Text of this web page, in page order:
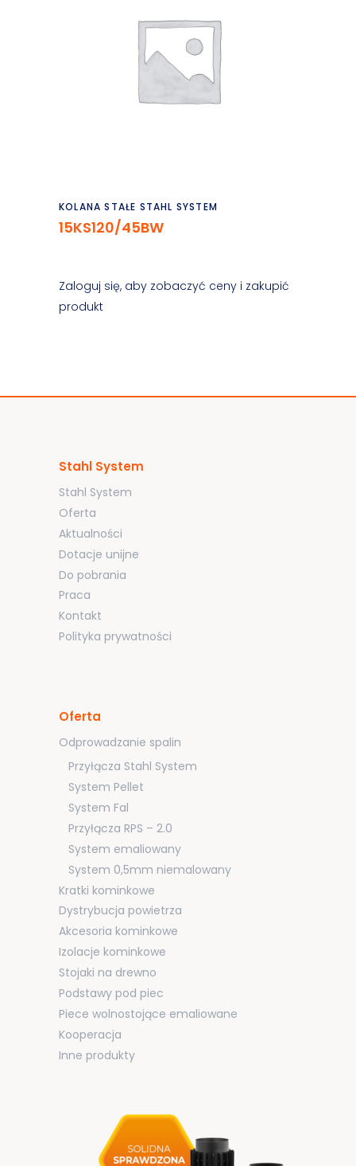
Czytaj dalej
KOLANA STAŁE STAHL SYSTEM
15KS120/45BW
Zaloguj się, aby zobaczyć ceny i zakupić
produkt
Stahl System
Stahl System
Oferta
Aktualności
Dotacje unijne
Do pobrania
Praca
Kontakt
Polityka prywatności
Oferta
Odprowadzanie spalin
Przyłącza Stahl System
System Pellet
System Fal
Przyłącza RPS – 2.0
System emaliowany
System 0,5mm niemalowany
Kratki kominkowe
Dystrybucja powietrza
Akcesoria kominkowe
Izolacje kominkowe
Stojaki na drewno
Podstawy pod piec
Piece wolnostojące emaliowane
Kooperacja
Inne produkty